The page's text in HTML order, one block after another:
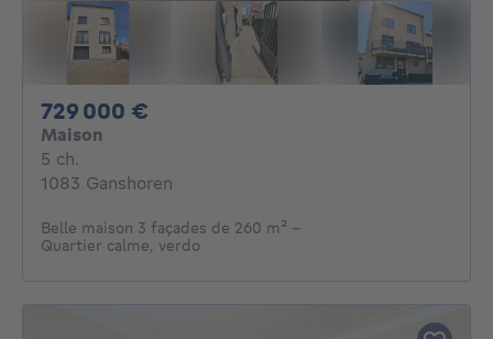
729 000 €
Maison
5 ch.
1083 Ganshoren
Belle maison 3 façades de 260 m² –
Quartier calme, verdo